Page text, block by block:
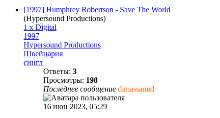
[1997] Humphrey Robertson - Save The World
(Hypersound Productions)
1 x Digital
1997
Hypersound Productions
Швейцария
сингл
Ответы: 3
Просмотры: 198
Последнее сообщение dimassamid
16 июн 2023, 05:29